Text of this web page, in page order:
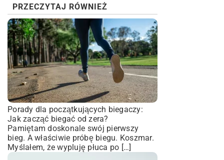
PRZECZYTAJ RÓWNIEŻ
Porady dla początkujących biegaczy:
Jak zacząć biegać od zera?
Pamiętam doskonale swój pierwszy
bieg. A właściwie próbę biegu. Koszmar.
Myślałem, że wypluję płuca po […]